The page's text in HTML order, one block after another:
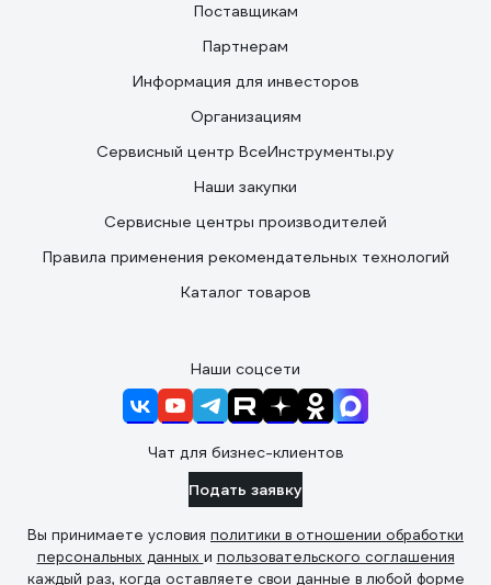
Поставщикам
Партнерам
Информация для инвесторов
Организациям
Сервисный центр ВсеИнструменты.ру
Наши закупки
Сервисные центры производителей
Правила применения рекомендательных технологий
Каталог товаров
Наши соцсети
Чат для бизнес-клиентов
Подать заявку
Вы принимаете условия политики в отношении обработки
персональных данных и пользовательского соглашения
каждый раз, когда оставляете свои данные в любой форме